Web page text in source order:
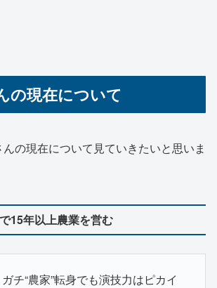
の現在について
の現在について見ていきたいと思いま
15年以上農業を営む
ガチ“農家”転身でも演技力はピカイ